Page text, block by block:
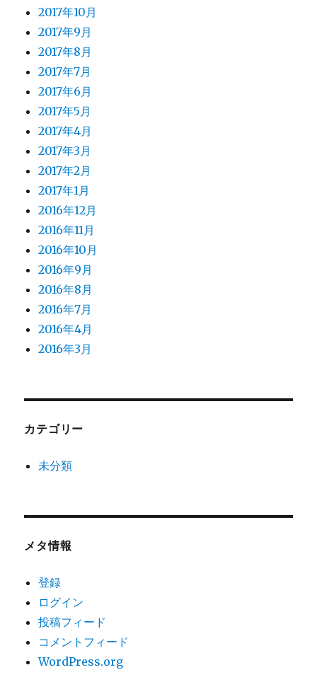
2017年10月
2017年9月
2017年8月
2017年7月
2017年6月
2017年5月
2017年4月
2017年3月
2017年2月
2017年1月
2016年12月
2016年11月
2016年10月
2016年9月
2016年8月
2016年7月
2016年4月
2016年3月
カテゴリー
未分類
メタ情報
登録
ログイン
投稿フィード
コメントフィード
WordPress.org